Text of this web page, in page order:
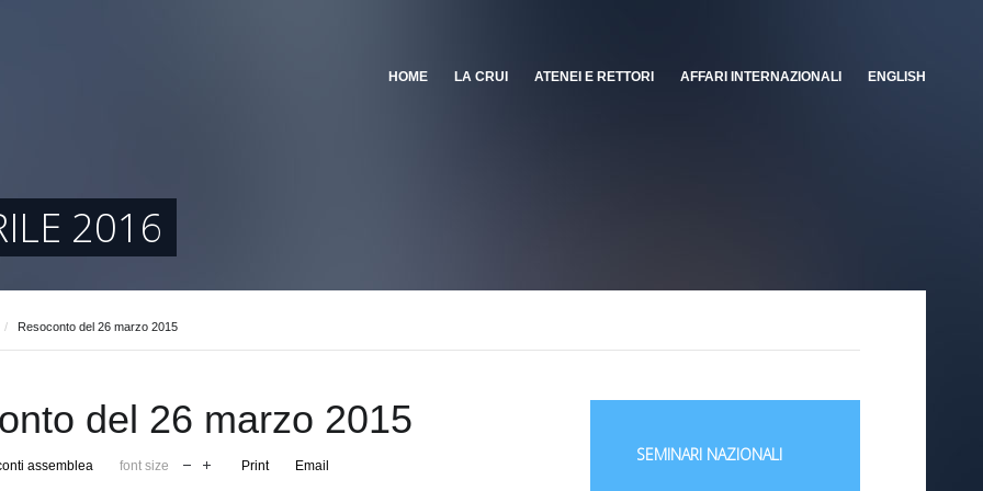
HOME LA CRUI ATENEI E RETTORI AFFARI INTERNAZIONALI ENGLISH
2016
/ Resoconto del 26 marzo 2015
del 26 marzo 2015
assemblea font size Print Email
SEMINARI NAZIONALI